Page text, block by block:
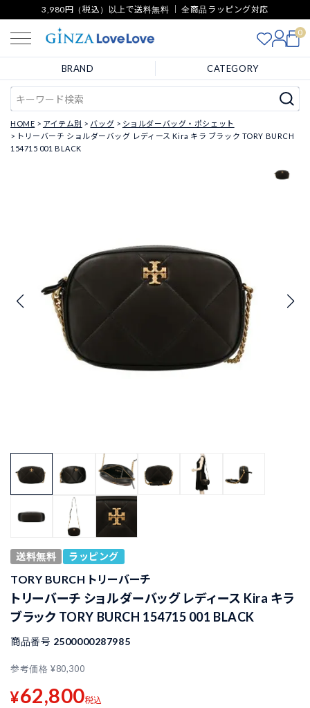
3,980円（税込）以上で送料無料 ｜ 全商品ラッピング対応
0
BRAND CATEGORY
HOME アイテム別 バッグ
ショルダーバッグ・ポシェット
トリーバーチ ショルダーバッグ レディース Kira キラ ブラック TORY BURCH
154715 001 BLACK
送料無料 ラッピング
TORY BURCH トリーバーチ
トリーバーチ ショルダーバッグ レディース Kira キラ
ブラック TORY BURCH 154715 001 BLACK
商品番号 2500000287985
参考価格 ¥80,300
¥62,800税込